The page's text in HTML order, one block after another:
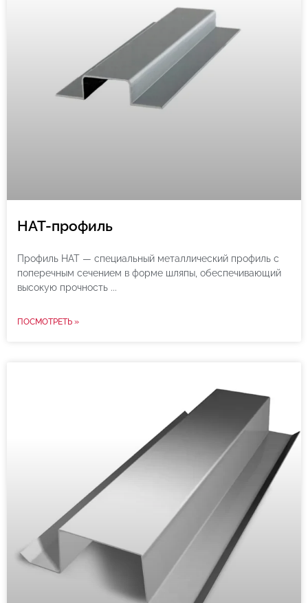
HAT-профиль
Профиль HAT — специальный металлический профиль с
поперечным сечением в форме шляпы, обеспечивающий
высокую прочность
ПОСМОТРЕТЬ »